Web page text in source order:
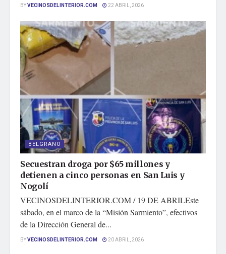
BYVECINOSDELINTERIOR.COM 22 ABRIL, 2026
BELGRANO
Secuestran droga por $65 millones y
detienen a cinco personas en San Luis y
Nogolí
VECINOSDELINTERIOR.COM / 19 DE ABRILEste
sábado, en el marco de la “Misión Sarmiento”, efectivos
de la Dirección General de...
BYVECINOSDELINTERIOR.COM 20 ABRIL, 2026